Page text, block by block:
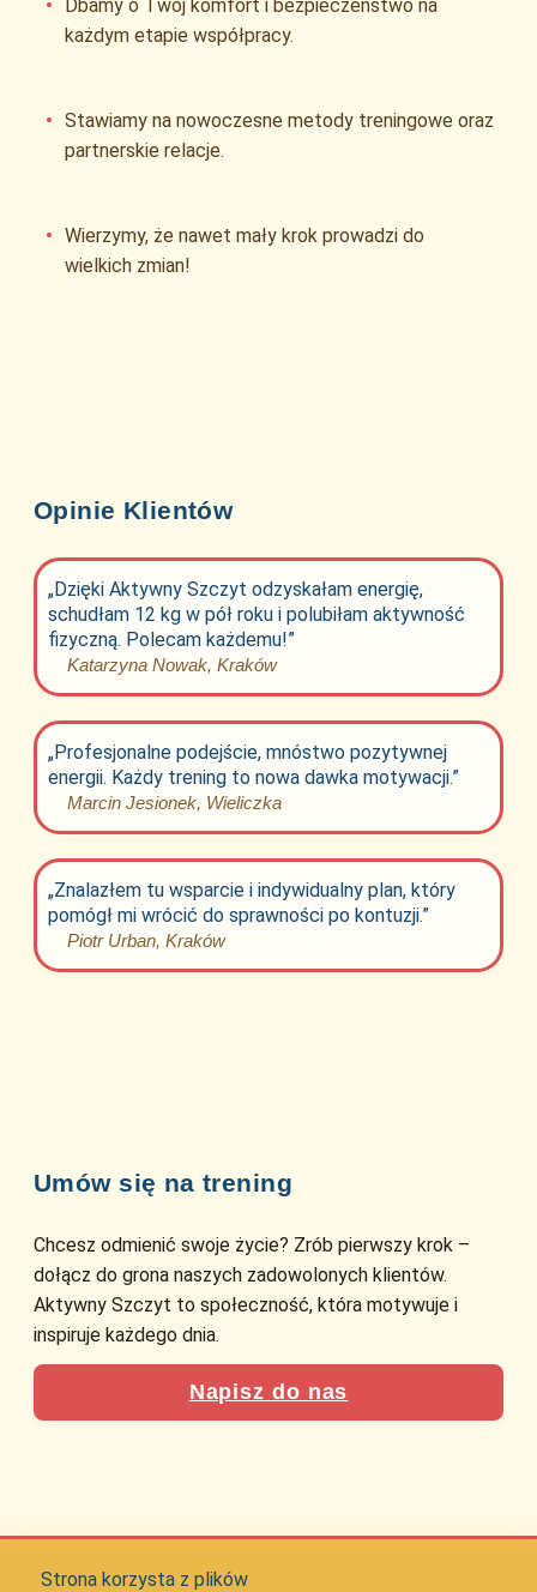
Dbamy o Twój komfort i bezpieczeństwo na
każdym etapie współpracy.
Stawiamy na nowoczesne metody treningowe oraz
partnerskie relacje.
Wierzymy, że nawet mały krok prowadzi do
wielkich zmian!
Opinie Klientów
„Dzięki Aktywny Szczyt odzyskałam energię,
schudłam 12 kg w pół roku i polubiłam aktywność
fizyczną. Polecam każdemu!”
Katarzyna Nowak, Kraków
„Profesjonalne podejście, mnóstwo pozytywnej
energii. Każdy trening to nowa dawka motywacji.”
Marcin Jesionek, Wieliczka
„Znalazłem tu wsparcie i indywidualny plan, który
pomógł mi wrócić do sprawności po kontuzji.”
Piotr Urban, Kraków
Umów się na trening
Chcesz odmienić swoje życie? Zrób pierwszy krok –
dołącz do grona naszych zadowolonych klientów.
Aktywny Szczyt to społeczność, która motywuje i
inspiruje każdego dnia.
Napisz do nas
Strona korzysta z plików